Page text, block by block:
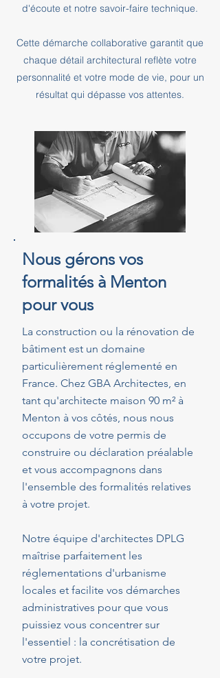
d'écoute et notre savoir-faire technique.
Cette démarche collaborative garantit que
chaque détail architectural reflète votre
personnalité et votre mode de vie, pour un
résultat qui dépasse vos attentes.
Nous gérons vos
formalités à Menton
pour vous
La construction ou la rénovation de
bâtiment est un domaine
particulièrement réglementé en
France. Chez GBA Architectes, en
tant qu'architecte maison 90 m² à
Menton à vos côtés, nous nous
occupons de votre permis de
construire ou déclaration préalable
et vous accompagnons dans
l'ensemble des formalités relatives
à votre projet.
Notre équipe d'architectes DPLG
maîtrise parfaitement les
réglementations d'urbanisme
locales et facilite vos démarches
administratives pour que vous
puissiez vous concentrer sur
l'essentiel : la concrétisation de
votre projet.